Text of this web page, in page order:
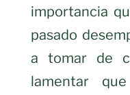
importancia
pasado
a tomar de
lamentar